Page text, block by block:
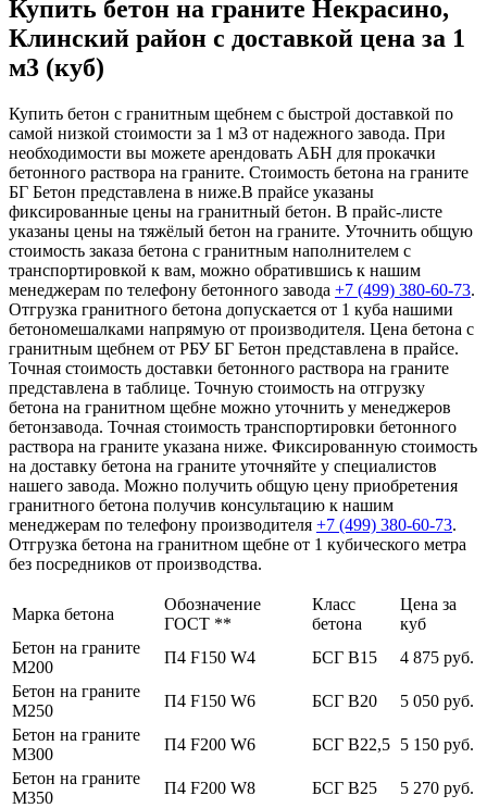
Купить бетон на граните Некрасино,
Клинский район с доставкой цена за 1
м3 (куб)
Купить бетон с гранитным щебнем с быстрой доставкой по
самой низкой стоимости за 1 м3 от надежного завода. При
необходимости вы можете арендовать АБН для прокачки
бетонного раствора на граните. Стоимость бетона на граните
БГ Бетон представлена в ниже.В прайсе указаны
фиксированные цены на гранитный бетон. В прайс-листе
указаны цены на тяжёлый бетон на граните. Уточнить общую
стоимость заказа бетона с гранитным наполнителем с
транспортировкой к вам, можно обратившись к нашим
менеджерам по телефону бетонного завода +7 (499) 380-60-73.
Отгрузка гранитного бетона допускается от 1 куба нашими
бетономешалками напрямую от производителя. Цена бетона с
гранитным щебнем от РБУ БГ Бетон представлена в прайсе.
Точная стоимость доставки бетонного раствора на граните
представлена в таблице. Точную стоимость на отгрузку
бетона на гранитном щебне можно уточнить у менеджеров
бетонзавода. Точная стоимость транспортировки бетонного
раствора на граните указана ниже. Фиксированную стоимость
на доставку бетона на граните уточняйте у специалистов
нашего завода. Можно получить общую цену приобретения
гранитного бетона получив консультацию к нашим
менеджерам по телефону производителя +7 (499) 380-60-73.
Отгрузка бетона на гранитном щебне от 1 кубического метра
без посредников от производства.
Марка бетона
Обозначение
ГОСТ **
Класс
бетона
Цена за
куб
Бетон на граните
М200
П4 F150 W4 БСГ В15
4 875 руб.
Бетон на граните
М250
П4 F150 W6 БСГ В20
5 050 руб.
Бетон на граните
М300
П4 F200 W6 БСГ В22,5 5 150 руб.
Бетон на граните
М350
П4 F200 W8 БСГ В25
5 270 руб.